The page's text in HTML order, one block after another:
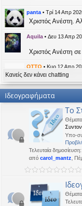
εις panta • Τρί 14 Απρ
Χριστός Ανέστη.
Aquila • Δευ 13 Απρ
Χριστός Ανέστη
OTTO • Κυρ 12 Απρ
likes this message
panta
Καλή Μεγάλη
Καλή Ανάσταση
• Τετ 08
panta
Καλή Ανάσταση
Κανείς δεν κάνει chatting
Ιδεογραφήματα
Το
Θέματα
Υπο-
Τελευταία δημοσίευση:
από carol_mantz ,
Θέματα